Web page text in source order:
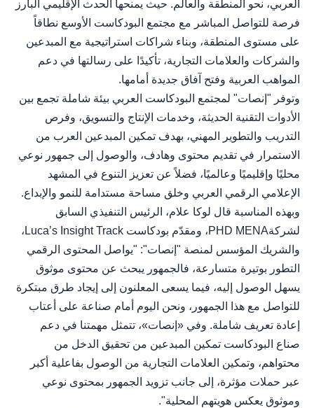
العربي، نحو المنطقة والعالم. حيث يمنحها الحدث الإقليمي البارز
فرصة للتواصل المباشر مع مجتمع البودكاست الأوسع نطاقاً
على مستوى المنطقة، وبناء شراكات استراتيجية مع المبدعين
والشركات والعلامات التجارية، تأكيدًا على رسالتها في دعم
المواهب العربية وفتح آفاق جديدة أمامها.
وتوفر "إنصات" لمجتمع البودكاست العربي بيئة شاملة تجمع بين
الأدوات التقنية الحديثة، وخدمات الإنتاج والتسويق، وفرص
التدريب والتطوير المهني، بهدف تمكين المبدعين العرب من
الاستمرار في تقديم محتوى وهادف، والوصول إلى جمهور نوعي
محليًا وإقليميًا وعالميًا، فضلاً عن تعزيز التنوع في المشهد
الإعلامي الرقمي العربي وخلق مساحة مستدامة للنمو والإبداع.
وبهذه المناسبة قال لوكا علام، الرئيس التنفيذي السابق
لشركةPHD MENA، ومقدّم بودكاست Luca’s Insight Track،
والشريك المؤسس لمنصة "إنصات": "يواصل المحتوى الرقمي
التطور بوتيرة متسارعة، فالجمهور يبحث عن محتوى موثوق
يسهل الوصول إليه، فيما يسعى المعلنون إلى إيجاد طرق مبتكرة
للتواصل مع هذا الجمهور، ونحن اليوم أمام صناعة على أعتاب
إعادة تعريف شاملة. وفي «إنصات»، تتمثل مهمتنا في دعم
صناع البودكاست تمكين المبدعين من تحقيق الدخل من
محتواهم، وتمكين العلامات التجارية من الوصول بفاعلية أكبر
عبر حملات مؤثرة، إلى جانب تزويد الجمهور بمحتوى نوعي
وموثوق يعكس هويتهم المحلية".